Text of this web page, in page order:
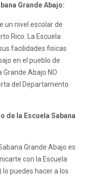
Grande Abajo:
un nivel escolar de
Rico. La Escuela
facilidades fisicas
en el pueblo de
Grande Abajo NO
del Departamento
de la Escuela Sabana
Grande Abajo es
con la Escuela
lo puedes hacer a los